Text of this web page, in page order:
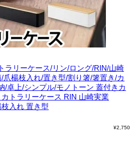
ラリーケース/リン/ロング/RIN/山崎
楊枝入れ/置き型/割り箸/箸置き/カ
/卓上/シンプル/モノトーン 蓋付きカ
トラリーケース RIN 山崎実業
入れ 置き型
¥2,750